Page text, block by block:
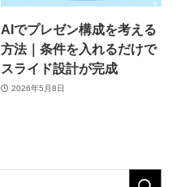
AIでプレゼン構成を考える
方法｜条件を入れるだけで
スライド設計が完成
2026年5月8日